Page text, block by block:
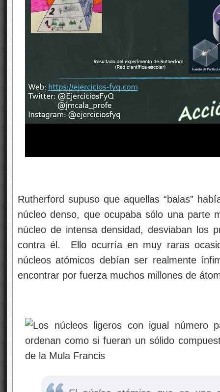
Rutherford supuso que aquellas “balas”
núcleo denso, que ocupaba sólo una parte
núcleo de intensa densidad, desviaban los
contra él. Ello ocurría en muy raras
núcleos atómicos debían ser realmente
encontrar por fuerza muchos millones de